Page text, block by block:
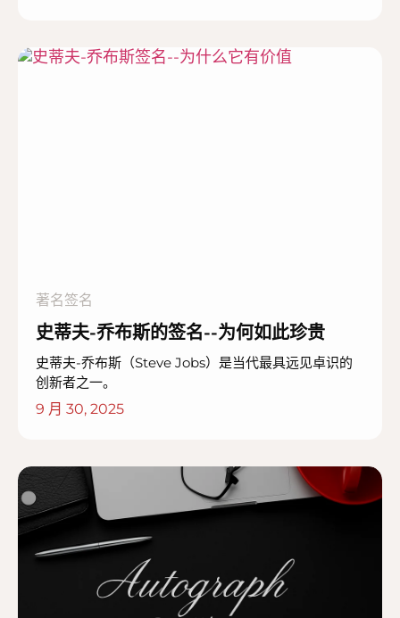
著名签名
史蒂夫-乔布斯的签名--为何如此珍贵
史蒂夫-乔布斯（Steve Jobs）是当代最具远见卓识的
创新者之一。
9 月 30, 2025